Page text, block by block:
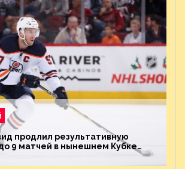
продлил результативную
9 матчей в нынешнем Кубке